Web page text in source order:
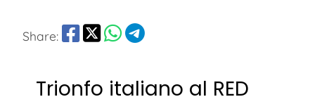
Share:
Trionfo italiano al RED